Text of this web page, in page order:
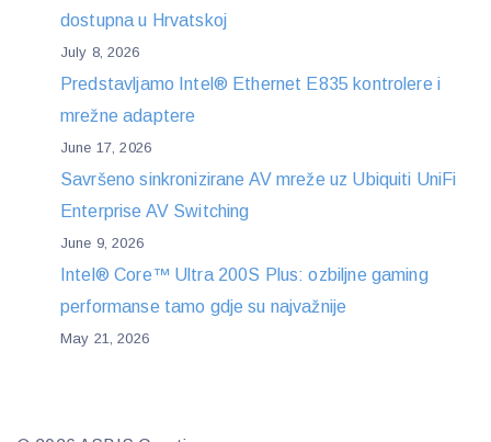
dostupna u Hrvatskoj
July 8, 2026
Predstavljamo Intel® Ethernet E835 kontrolere i
mrežne adaptere
June 17, 2026
Savršeno sinkronizirane AV mreže uz Ubiquiti UniFi
Enterprise AV Switching
June 9, 2026
Intel® Core™ Ultra 200S Plus: ozbiljne gaming
performanse tamo gdje su najvažnije
May 21, 2026